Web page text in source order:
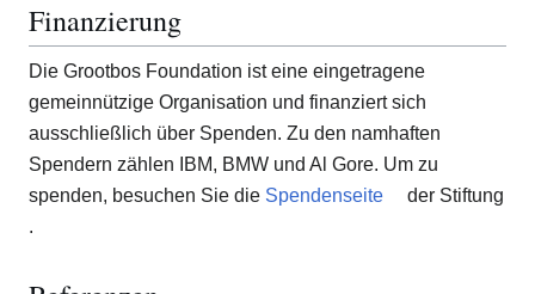
Finanzierung
Die Grootbos Foundation ist eine eingetragene
gemeinnützige Organisation und finanziert sich
ausschließlich über Spenden. Zu den namhaften
Spendern zählen IBM, BMW und Al Gore. Um zu
spenden, besuchen Sie die Spendenseite
der Stiftung
.